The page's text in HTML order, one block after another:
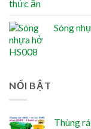
Sóng
NỔI BẬT
Thùng